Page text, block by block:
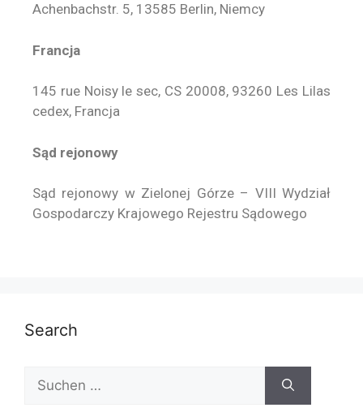
Achenbachstr. 5, 13585 Berlin, Niemcy
Francja
145 rue Noisy le sec, CS 20008, 93260 Les Lilas
cedex, Francja
Sąd rejonowy
Sąd rejonowy w Zielonej Górze – VIII Wydział
Gospodarczy Krajowego Rejestru Sądowego
Search